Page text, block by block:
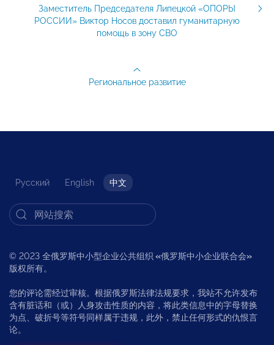
Заместитель Председателя Липецкой «ОПОРЫ
РОССИИ» Виктор Носов доставил гуманитарную
помощь в зону СВО
Региональное развитие
Русский English 中文
© 2023 全俄罗斯中小型企业公共组织 «俄罗斯中小企业联合会»
版权所有。
您的评论需经过审核。根据俄罗斯法律法规要求，我站不允许发布
含有脏话和（或）人身攻击性质的内容，将此类信息中的字母替换
为点、破折号等符号同样属于违规，此外，禁止任何形式的仇恨言
论。